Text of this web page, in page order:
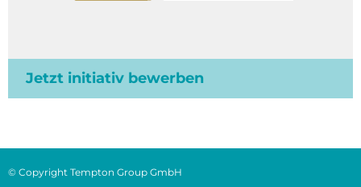
Jetzt initiativ bewerben
© Copyright Tempton Group GmbH